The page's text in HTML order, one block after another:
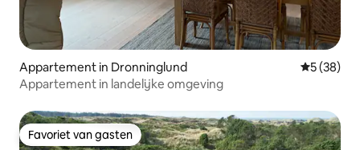
Appartement in Dronninglund
5 (38)
Appartement in landelijke omgeving
Favoriet van gasten
Favoriet van gasten